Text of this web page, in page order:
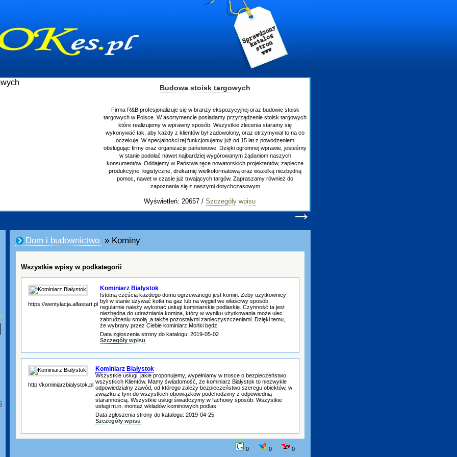
Budowa stoisk targowych
Firma R&B profesjonalizuje się w branży ekspozycyjnej oraz budowie stoisk
targowych w Polsce. W asortymencie posiadamy przyrządzenie stoisk targowych
które realizujemy w wprawny sposób. Wszystkie zlecenia staramy się
wykonywać tak, aby każdy z klientów był zadowolony, oraz otrzymywał to na co
oczekuje. W specjalności tej funkcjonujemy już od 15 lat z powodzeniem
obsługując firmy oraz organizacje państwowe. Dzięki ogromnej wprawie, jesteśmy
w stanie podołać nawet najbardziej wygórowanym żądaniom naszych
konsumentów. Oddajemy w Państwa ręce nowatorskich projektantów, zaplecze
produkcyjne, logistyczne, drukarnię wielkoformatową oraz wszelką niezbędną
pomoc, nawet w czasie już trwających targów. Zapraszamy również do
zapoznania się z naszymi dotychczasowym
Wyświetleń: 20657 / Szczegóły wpisu
→
Dom i budownictwo » Kominy
Wszystkie wpisy w podkategorii
https://wentylacja.alfastart.pl
Kominiarz Białystok
Istotną częścią każdego domu ogrzewanego jest komin. Żeby użytkownicy
byli w stanie używać kotła na gaz lub na węgiel we właściwy sposób,
regularnie należy wykonać usługi kominiarskie podlaskie. Czynność ta jest
niezbędna do udrażniania komina, który w wyniku użytkowania może ulec
zabrudzeniu smołą ,a także pozostałymi zanieczyszczeniami. Dzięki temu,
że wybrany przez Ciebie kominiarz Mońki będz
Data zgłoszenia strony do katalogu: 2019-05-02
Szczegóły wpisu
http://kominiarzbialystok.pl
Kominiarz Białystok
Wszystkie usługi, jakie proponujemy, wypełniamy w trosce o bezpieczeństwo
wszystkich Klientów. Mamy świadomość, że kominiarz Białystok to niezwykle
odpowiedzialny zawód, od którego zależy bezpieczeństwo szeregu obiektów, w
związku z tym do wszystkich obowiązków podchodzimy z odpowiednią
starannością. Wszystkie usługi świadczymy w fachowy sposób. Wszystkie
usługi m.in. montaż wkładów kominowych podlas
Data zgłoszenia strony do katalogu: 2019-04-25
Szczegóły wpisu
0 0 0